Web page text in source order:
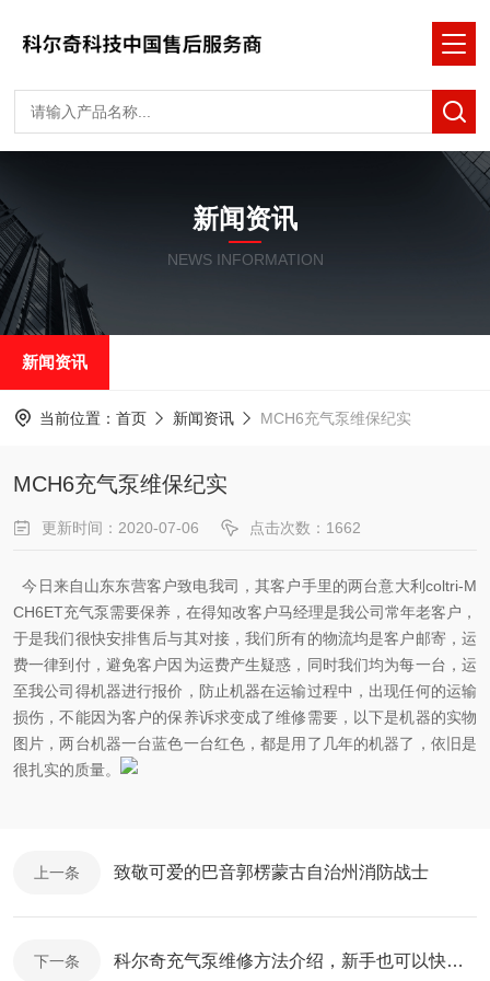
新闻资讯
NEWS INFORMATION
新闻资讯
当前位置： 首页 新闻资讯 MCH6充气泵维保纪实
MCH6充气泵维保纪实
更新时间：2020-07-06 点击次数：1662
今日来自山东东营客户致电我司，其客户手里的两台意大利coltri-M
CH6ET充气泵需要保养，在得知改客户马经理是我公司常年老客户，
于是我们很快安排售后与其对接，我们所有的物流均是客户邮寄，运
费一律到付，避免客户因为运费产生疑惑，同时我们均为每一台，运
至我公司得机器进行报价，防止机器在运输过程中，出现任何的运输
损伤，不能因为客户的保养诉求变成了维修需要，以下是机器的实物
图片，两台机器一台蓝色一台红色，都是用了几年的机器了，依旧是
很扎实的质量。
上一条 致敬可爱的巴音郭楞蒙古自治州消防战士
下一条 科尔奇充气泵维修方法介绍，新手也可以快速入门